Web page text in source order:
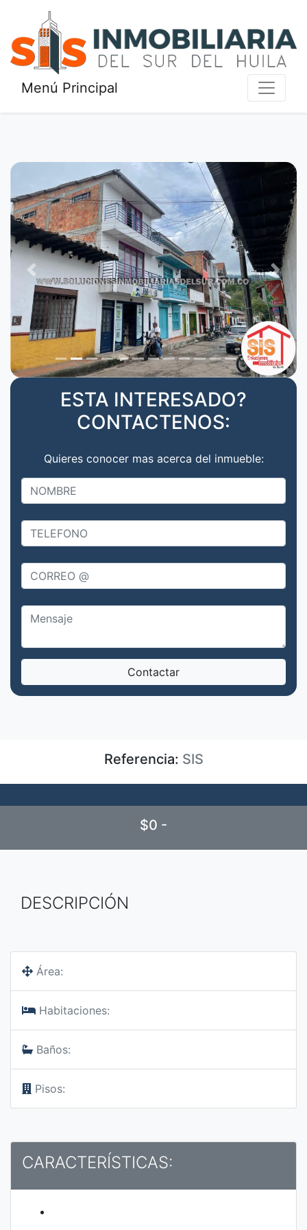
Menú Principal
Previous Next
ESTA INTERESADO?
CONTACTENOS:
Quieres conocer mas acerca del inmueble:
Referencia: SIS
$0 -
DESCRIPCIÓN
Área:
Habitaciones:
Baños:
Pisos:
CARACTERÍSTICAS: